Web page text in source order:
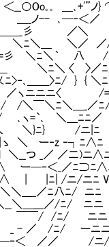
＿､+'”ノ} ⌒
_ノ-- ､
＿_彡 ／＼
＿ ＼／ ／/
八 /ニ/ 乂
〉／ﾆ／ _ニ
ﾆ/ } { ＼ﾆr「
〈 /=l ＼
＼ﾆ＼＿
=`､ ＼＿ﾆ
ﾆ} /ニ|ﾆ ＼
ー‐z ‐┐ﾆ∧
_／ ／二)
ー─‐＜_
| /ニ/ニﾆ V
_／ﾆ八
___／/ﾆ/
/ /ﾆ/ ニ
ﾆ/ ーニニ
ニ＞─‐＜